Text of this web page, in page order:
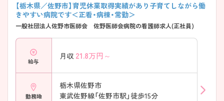
【栃木県／佐野市】育児休業取得実績があり子育てしながら働
きやすい病院です＜正看・病棟・常勤＞
一般社団法人佐野市医師会 佐野医師会病院の看護師求人(正社員)
給与
月収 21.8万円～
勤務地
栃木県佐野市
東武佐野線「佐野市駅」徒歩15分